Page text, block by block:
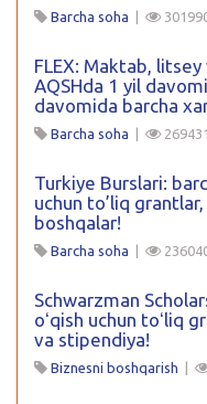
Barcha soha |
FLEX: Maktab,
AQSHda 1 yil
davomida barcha
Barcha soha | 269431
Turkiye Burslari:
uchun to’liq
boshqalar!
Barcha soha |
Schwarzman
oʻqish uchun toʻliq
va stipendiya!
Biznesni boshqarish |